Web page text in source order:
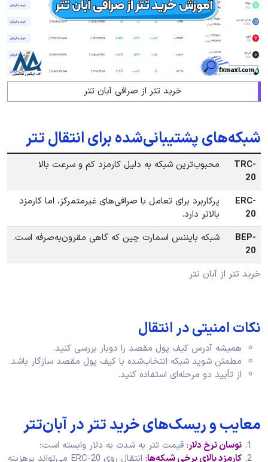
خرید تتر از صرافی آبان تتر
شبکه‌های پشتیبانی‌شده برای انتقال تتر
خرید تتر از آبان تتر
TRC-
20
محبوب‌ترین شبکه به دلیل کارمزد کم و سرعت بالا
ERC-
20
پرکاربرد برای تعامل با صرافی‌های غیرمتمرکز، اما کارمزد
بالاتر دارد.
BEP-
20
شبکه بایننس اسمارت چین که گاهی مقرون‌به‌صرفه است.
نکات امنیتی در انتقال
همیشه آدرس کیف پول مقصد را دوبار بررسی کنید.
مطمئن شوید شبکه انتخاب‌شده با کیف پول مقصد سازگار باشد.
از تأیید دو مرحله‌ای استفاده کنید.
معایب و ریسک‌های خرید تتر در آبان‌تتر
نوسان نرخ دلار: قیمت تتر به شدت به دلار وابسته است؛
کارمزد بالای برخی شبکه‌ها:
انتقال روی ERC-20 می‌تواند پرهزینه